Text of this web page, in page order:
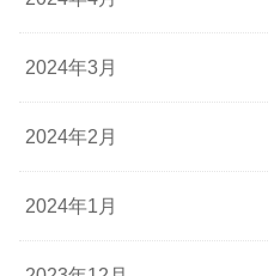
2024年3月
2024年2月
2024年1月